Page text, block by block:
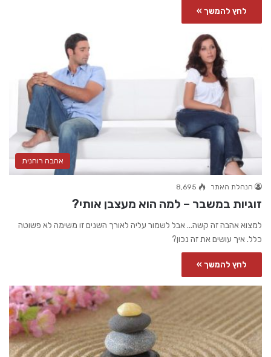
לחץ להמשך »
אהבה רוחנית
הנהלת האתר 8,695
זוגיות במשבר – למה הוא מעצבן אותי?
למצוא אהבה זה קשה... אבל לשמור עליה לאורך השנים זו משימה לא פשוטה
כלל. איך עושים את זה נכון?
לחץ להמשך »